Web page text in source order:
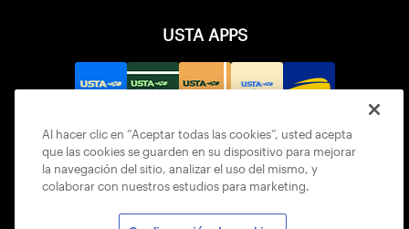
USTA APPS
Al hacer clic en “Aceptar todas las cookies”, usted acepta
que las cookies se guarden en su dispositivo para mejorar
la navegación del sitio, analizar el uso del mismo, y
colaborar con nuestros estudios para marketing.